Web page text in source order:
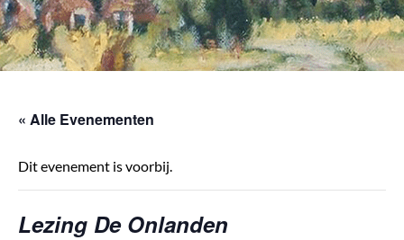
« Alle Evenementen
Dit evenement is voorbij.
Lezing De Onlanden